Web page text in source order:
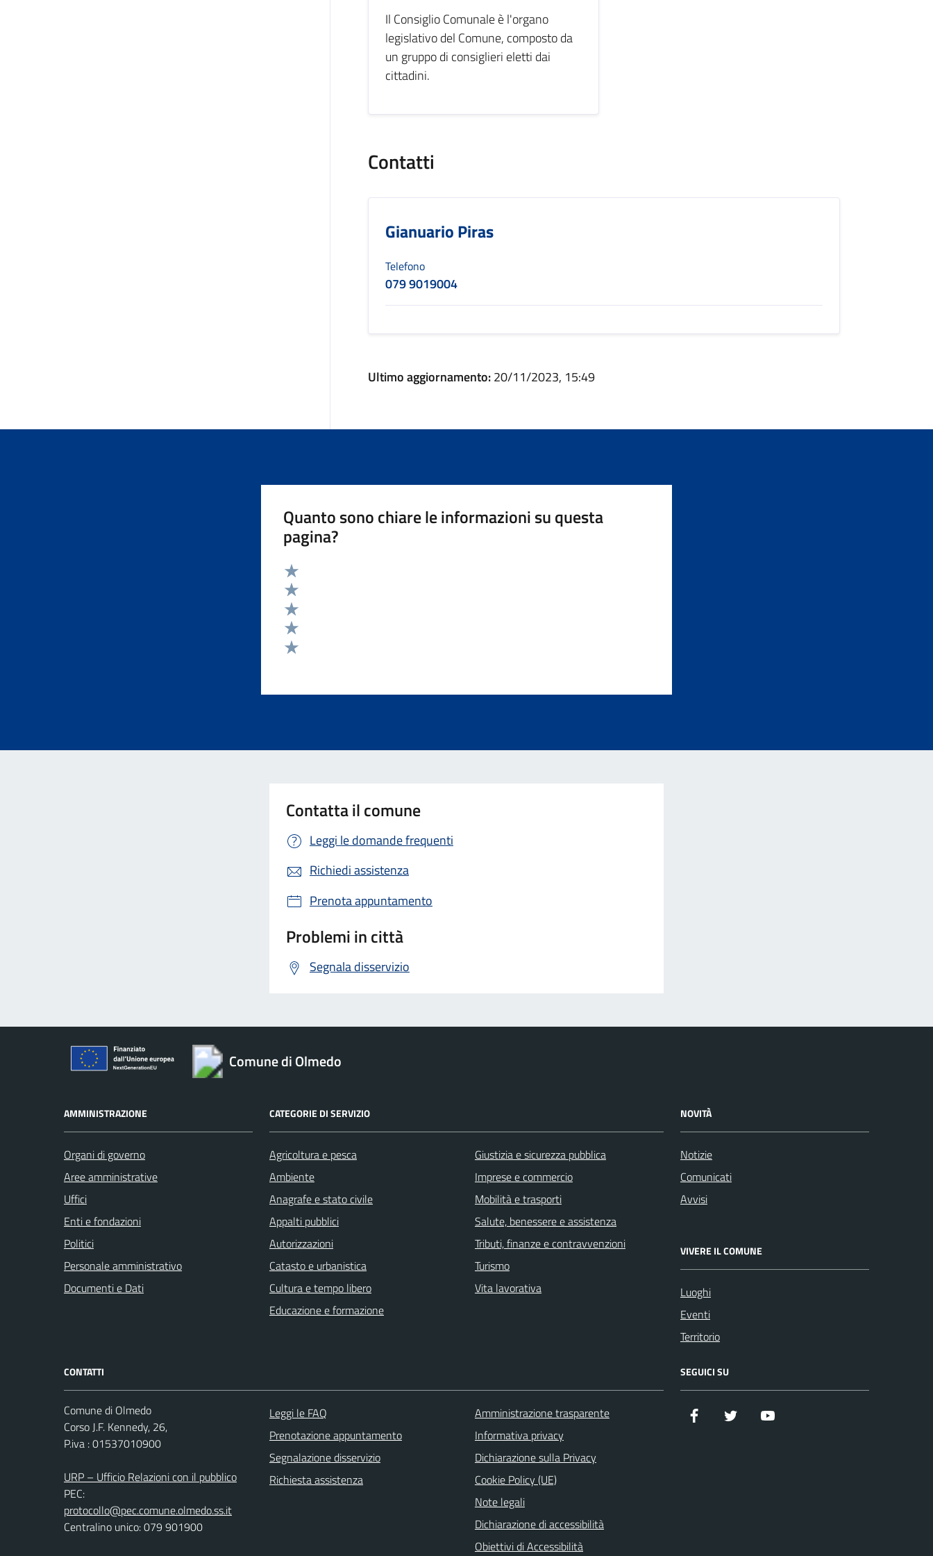
Il Consiglio Comunale è l'organo
legislativo del Comune, composto da
un gruppo di consiglieri eletti dai
cittadini.
Contatti
Gianuario Piras
Telefono
079 9019004
Ultimo aggiornamento:20/11/2023, 15:49
Quanto sono chiare le informazioni su questa
pagina?
Valuta 5 stelle su 5
Valuta 4 stelle su 5
Valuta 3 stelle su 5
Valuta 2 stelle su 5
Contatta il comune
Leggi le domande frequenti
Richiedi assistenza
Prenota appuntamento
Problemi in città
Segnala disservizio
Comune di Olmedo
AMMINISTRAZIONE
Organi di governo
Aree amministrative
Uffici
Enti e fondazioni
Politici
Personale amministrativo
Documenti e Dati
CATEGORIE DI SERVIZIO
Agricoltura e pesca
Ambiente
Anagrafe e stato civile
Appalti pubblici
Autorizzazioni
Catasto e urbanistica
Cultura e tempo libero
Educazione e formazione
Giustizia e sicurezza pubblica
Imprese e commercio
Mobilità e trasporti
Salute, benessere e assistenza
Tributi, finanze e contravvenzioni
Turismo
Vita lavorativa
NOVITÀ
Notizie
Comunicati
Avvisi
VIVERE IL COMUNE
Luoghi
Eventi
Territorio
CONTATTI
Comune di Olmedo
Corso J.F. Kennedy, 26,
P.iva : 01537010900
URP – Ufficio Relazioni con il pubblico
PEC:
protocollo@pec.comune.olmedo.ss.it
Centralino unico: 079 901900
Leggi le FAQ
Prenotazione appuntamento
Segnalazione disservizio
Richiesta assistenza
Amministrazione trasparente
Informativa privacy
Dichiarazione sulla Privacy
Cookie Policy (UE)
Note legali
Dichiarazione di accessibilità
Obiettivi di Accessibilità
SEGUICI SU
Facebook Twitter